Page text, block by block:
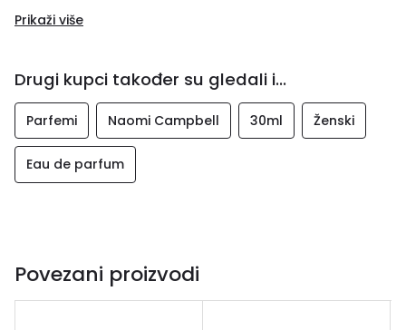
Karamela, Vanilija, Mahune Tonke, Sandalovo drvo, Benzoin,
Prikaži više
Drugi kupci također su gledali i...
Parfemi Naomi Campbell 30ml Ženski
Eau de parfum
Povezani proizvodi